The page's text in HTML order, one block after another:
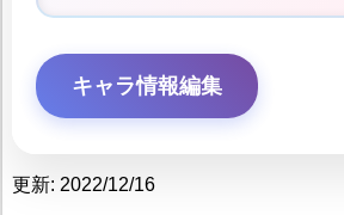
キャラ情報編集
更新: 2022/12/16